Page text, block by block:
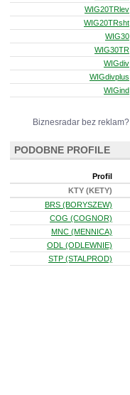
WIG20TRlev
WIG20TRsht
WIG30
WIG30TR
WIGdiv
WIGdivplus
WIGind
Biznesradar bez reklam?
PODOBNE PROFILE
Profil
KTY (KETY)
BRS (BORYSZEW)
COG (COGNOR)
MNC (MENNICA)
ODL (ODLEWNIE)
STP (STALPROD)